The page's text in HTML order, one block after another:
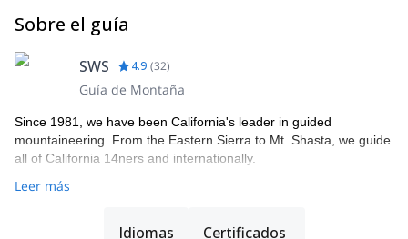
Sobre el guía
SWS 4.9 (32)
Guía de Montaña
Since 1981, we have been California's leader in guided
mountaineering. From the Eastern Sierra to Mt. Shasta, we guide
all of California 14ners and internationally.
Leer más
Idiomas Certificados